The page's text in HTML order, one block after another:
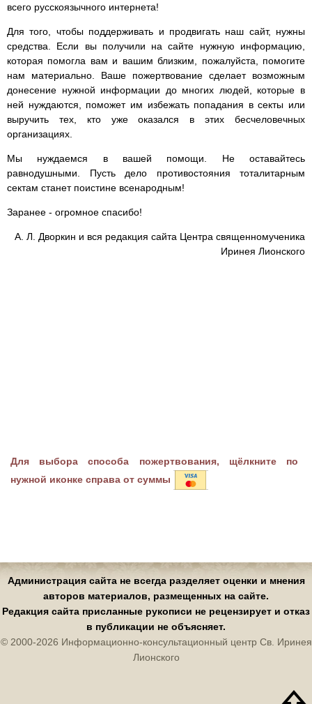
всего русскоязычного интернета!
Для того, чтобы поддерживать и продвигать наш сайт, нужны
средства. Если вы получили на сайте нужную информацию,
которая помогла вам и вашим близким, пожалуйста, помогите
нам материально. Ваше пожертвование сделает возможным
донесение нужной информации до многих людей, которые в
ней нуждаются, поможет им избежать попадания в секты или
выручить тех, кто уже оказался в этих бесчеловечных
организациях.
Мы нуждаемся в вашей помощи. Не оставайтесь
равнодушными. Пусть дело противостояния тоталитарным
сектам станет поистине всенародным!
Заранее - огромное спасибо!
А. Л. Дворкин и вся редакция сайта Центра священномученика
Иринея Лионского
Для выбора способа пожертвования, щёлкните по
нужной иконке справа от суммы
Администрация сайта не всегда разделяет оценки и мнения
авторов материалов, размещенных на сайте.
Редакция сайта присланные рукописи не рецензирует и отказ
в публикации не объясняет.
© 2000-2026 Информационно-консультационный центр Св. Иринея
Лионского